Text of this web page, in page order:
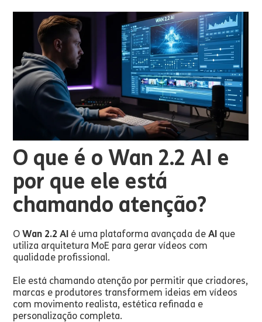
O que é o Wan 2.2 AI e
por que ele está
chamando atenção?
OWan 2.2 AI é uma plataforma avançada deAI que
utiliza arquitetura MoE para gerar vídeos com
qualidade profissional.
Ele está chamando atenção por permitir que criadores,
marcas e produtores transformem ideias em vídeos
com movimento realista, estética refinada e
personalização completa.